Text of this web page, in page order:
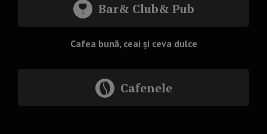
Bar& Club& Pub
Cafea bună, ceai și ceva dulce
Cafenele